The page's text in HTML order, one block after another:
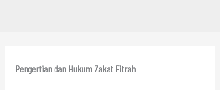
Pengertian dan Hukum Zakat Fitrah